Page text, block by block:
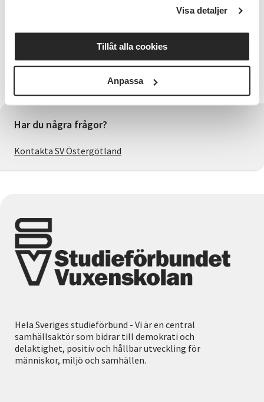
Visa detaljer
Tillåt alla cookies
Anpassa
Anmälan sker direkt till Släktforskarna i Norrköping
kurser@slaktforskarna.se
SV Östergötland i samarbete medSläktforskarna i
Har du några frågor?
Kontakta SV Östergötland
Hela Sveriges studieförbund - Vi är en central
samhällsaktör som bidrar till demokrati och
delaktighet, positiv och hållbar utveckling för
människor, miljö och samhällen.